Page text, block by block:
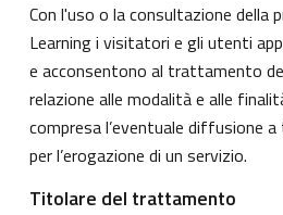
Con l'uso o la consultazione
Learning i visitatori e gli utenti
e acconsentono al trattamento
relazione alle modalità e alle
compresa l’eventuale diffusione
per l’erogazione di un servizio.
Titolare del trattamento